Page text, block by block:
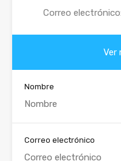
Correo electrónico:
Ver
Nombre
Correo electrónico